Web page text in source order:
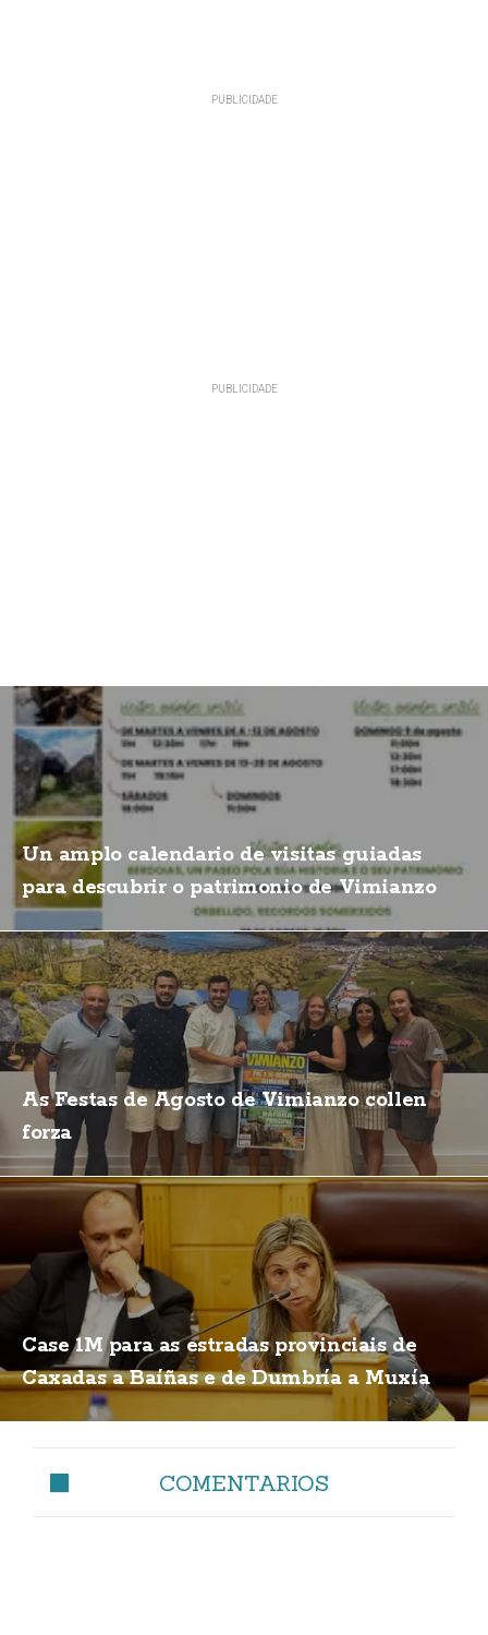
Un amplo calendario de visitas guiadas
para descubrir o patrimonio de Vimianzo
As Festas de Agosto de Vimianzo collen
forza
Case 1M para as estradas provinciais de
Caxadas a Baíñas e de Dumbría a Muxía
COMENTARIOS